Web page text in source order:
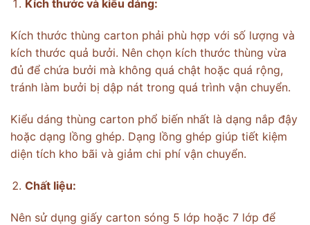
Kích thước và kiểu dáng:
Kích thước thùng carton phải phù hợp với số lượng và
kích thước quả bưởi. Nên chọn kích thước thùng vừa
đủ để chứa bưởi mà không quá chật hoặc quá rộng,
tránh làm bưởi bị dập nát trong quá trình vận chuyển.
Kiểu dáng thùng carton phổ biến nhất là dạng nắp đậy
hoặc dạng lồng ghép. Dạng lồng ghép giúp tiết kiệm
diện tích kho bãi và giảm chi phí vận chuyển.
Chất liệu:
Nên sử dụng giấy carton sóng 5 lớp hoặc 7 lớp để